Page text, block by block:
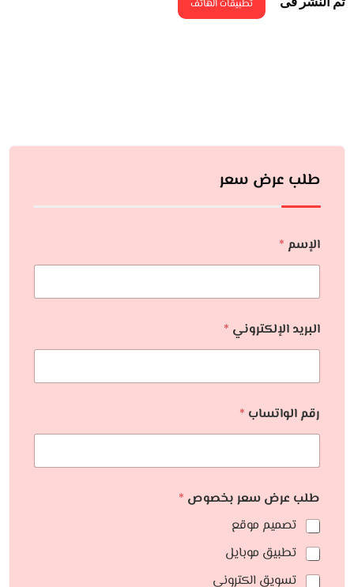
تطبيقات الهاتف
طلب عرض سعر
الإسم *
البريد الإلكتروني *
رقم الواتساب *
طلب عرض سعر بخصوص *
تصميم موقع
تطبيق موبايل
تسويق الكتروني